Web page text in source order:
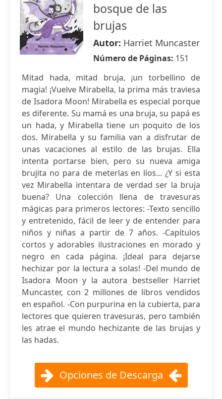
bosque de las
brujas
Autor: Harriet Muncaster
Número de Páginas: 151
Mitad hada, mitad bruja, ¡un torbellino de
magia! ¡Vuelve Mirabella, la prima más traviesa
de Isadora Moon! Mirabella es especial porque
es diferente. Su mamá es una bruja, su papá es
un hada, y Mirabella tiene un poquito de los
dos. Mirabella y su familia van a disfrutar de
unas vacaciones al estilo de las brujas. Ella
intenta portarse bien, pero su nueva amiga
brujita no para de meterlas en líos... ¿Y si esta
vez Mirabella intentara de verdad ser la bruja
buena? Una colección llena de travesuras
mágicas para primeros lectores: -Texto sencillo
y entretenido, fácil de leer y de entender para
niños y niñas a partir de 7 años. -Capítulos
cortos y adorables ilustraciones en morado y
negro en cada página. ¡Ideal para dejarse
hechizar por la lectura a solas! -Del mundo de
Isadora Moon y la autora bestseller Harriet
Muncaster, con 2 millones de libros vendidos
en español. -Con purpurina en la cubierta, para
lectores que quieren travesuras, pero también
les atrae el mundo hechizante de las brujas y
las hadas.
Opciones de Descarga